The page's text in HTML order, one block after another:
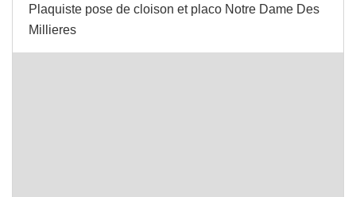
Plaquiste pose de cloison et placo Notre Dame Des
Millieres